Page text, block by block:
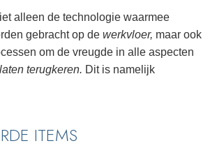
alleen de technologie waarmee
gebracht op de werkvloer, maar ook
om de vreugde in alle aspecten
terugkeren. Dit is namelijk
ITEMS